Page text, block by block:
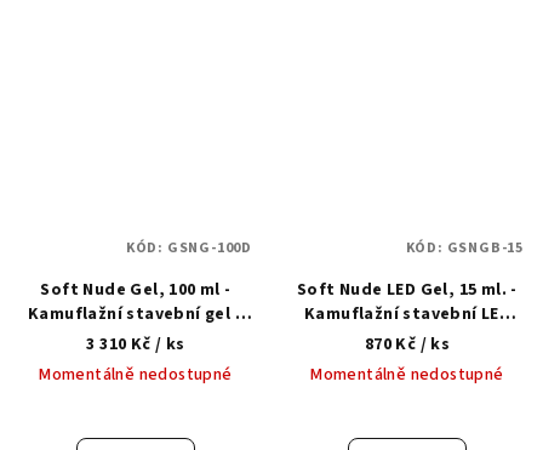
Soft Nude Gel, 100 ml -
Kamuflažní stavební gel v
doypaku s dávkovačem
3 310 Kč / ks
Momentálně nedostupné
KÓD: GSNG-100D
Soft Nude LED Gel, 15 ml. -
Kamuflažní stavební LED
gel v lahvičce
870 Kč / ks
Momentálně nedostupné
KÓD: GSNGB-15